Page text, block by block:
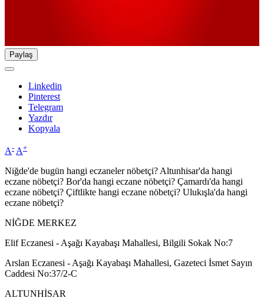
Paylaş
Linkedin
Pinterest
Telegram
Yazdır
Kopyala
A- A+
Niğde'de bugün hangi eczaneler nöbetçi? Altunhisar'da hangi
eczane nöbetçi? Bor'da hangi eczane nöbetçi? Çamardı'da hangi
eczane nöbetçi? Çiftlikte hangi eczane nöbetçi? Ulukışla'da hangi
eczane nöbetçi?
NİĞDE MERKEZ
Elif Eczanesi - Aşağı Kayabaşı Mahallesi, Bilgili Sokak No:7
Arslan Eczanesi - Aşağı Kayabaşı Mahallesi, Gazeteci İsmet Sayın
Caddesi No:37/2-C
ALTUNHİSAR